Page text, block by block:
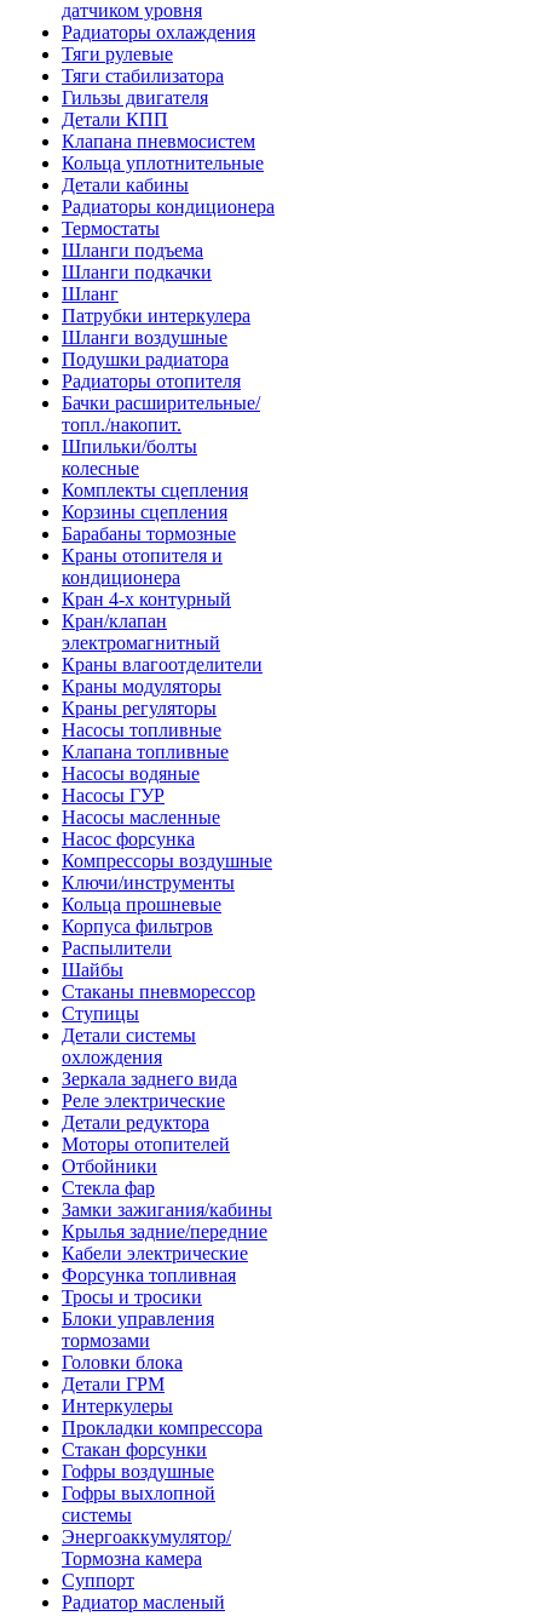
датчиком уровня
Радиаторы охлаждения
Тяги рулевые
Тяги стабилизатора
Гильзы двигателя
Детали КПП
Клапана пневмосистем
Кольца уплотнительные
Детали кабины
Радиаторы кондиционера
Термостаты
Шланги подъема
Шланги подкачки
Шланг
Патрубки интеркулера
Шланги воздушные
Подушки радиатора
Радиаторы отопителя
Бачки расширительные/
топл./накопит.
Шпильки/болты
колесные
Комплекты сцепления
Корзины сцепления
Барабаны тормозные
Краны отопителя и
кондиционера
Кран 4-х контурный
Кран/клапан
электромагнитный
Краны влагоотделители
Краны модуляторы
Краны регуляторы
Насосы топливные
Клапана топливные
Насосы водяные
Насосы ГУР
Насосы масленные
Насос форсунка
Компрессоры воздушные
Ключи/инструменты
Кольца прошневые
Корпуса фильтров
Распылители
Шайбы
Стаканы пневморессор
Ступицы
Детали системы
охлождения
Зеркала заднего вида
Реле электрические
Детали редуктора
Моторы отопителей
Отбойники
Стекла фар
Замки зажигания/кабины
Крылья задние/передние
Кабели электрические
Форсунка топливная
Тросы и тросики
Блоки управления
тормозами
Головки блока
Детали ГРМ
Интеркулеры
Прокладки компрессора
Стакан форсунки
Гофры воздушные
Гофры выхлопной
системы
Энергоаккумулятор/
Тормозна камера
Суппорт
Радиатор масленый